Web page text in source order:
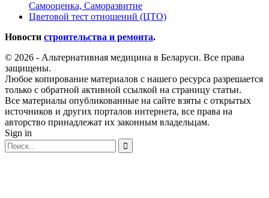
Самооценка, Саморазвитие
Цветовой тест отношений (ЦТО)
Новости строительства и ремонта.
© 2026 - Альтернативная медицина в Беларуси. Все права
защищены.
Любое копирование материалов с нашего ресурса разрешается
только с обратной активной ссылкой на страницу статьи.
Все материалы опубликованные на сайте взяты с открытых
источников и других порталов интернета, все права на
авторство принадлежат их законным владельцам.
Sign in